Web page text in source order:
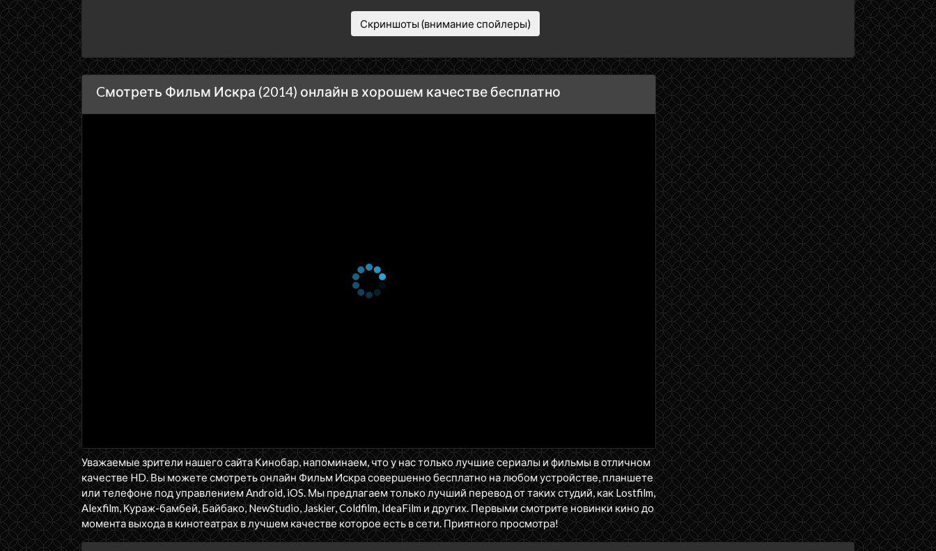
Скриншоты (внимание спойлеры)
Cмотреть Фильм Искра (2014) онлайн в хорошем качестве бесплатно
Уважаемые зрители нашего сайта Кинобар, напоминаем, что у нас только лучшие сериалы и фильмы в отличном
качестве HD. Вы можете смотреть онлайн Фильм Искра совершенно бесплатно на любом устройстве, планшете
или телефоне под управлением Android, iOS. Мы предлагаем только лучший перевод от таких студий, как Lostfilm,
Alexfilm, Кураж-бамбей, Байбако, NewStudio, Jaskier, Coldfilm, IdeaFilm и других. Первыми смотрите новинки кино до
момента выхода в кинотеатрах в лучшем качестве которое есть в сети. Приятного просмотра!